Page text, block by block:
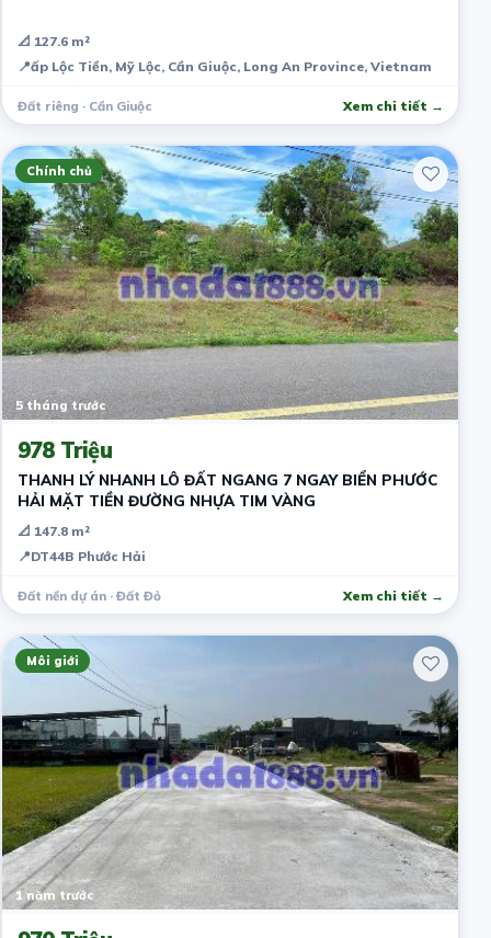
📐 127.6 m²
📍ấp Lộc Tiền, Mỹ Lộc, Cần Giuộc, Long An Province, Vietnam
Đất riêng · Cần Giuộc Xem chi tiết →
Chính chủ
5 tháng trước
978 Triệu
THANH LÝ NHANH LÔ ĐẤT NGANG 7 NGAY BIỂN PHƯỚC
HẢI MẶT TIỀN ĐƯỜNG NHỰA TIM VÀNG
📐 147.8 m²
📍DT44B Phước Hải
Đất nền dự án · Đất Đỏ Xem chi tiết →
Môi giới
1 năm trước